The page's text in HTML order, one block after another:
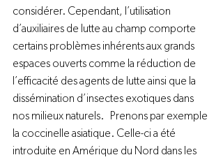
considérer. Cependant, l’utilisation
d’auxiliaires de lutte au champ comporte
certains problèmes inhérents aux grands
espaces ouverts comme la réduction de
l’efficacité des agents de lutte ainsi que la
dissémination d’insectes exotiques dans
nos milieux naturels.   Prenons par exemple
la coccinelle asiatique. Celle-ci a été
introduite en Amérique du Nord dans les